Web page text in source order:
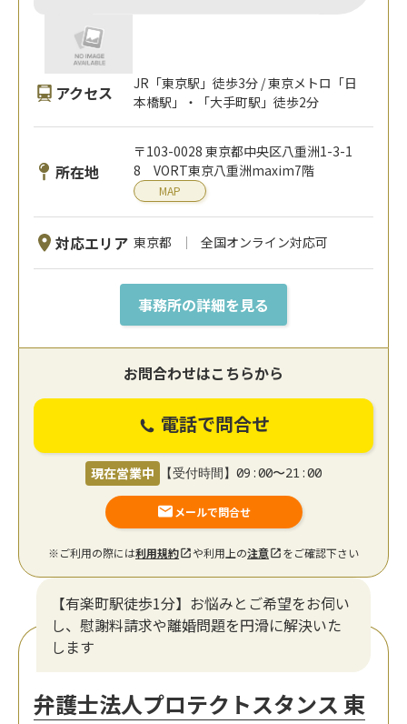
アクセス
JR「東京駅」徒歩3分 / 東京メトロ「日
本橋駅」・「大手町駅」徒歩2分
所在地
〒103-0028 東京都中央区八重洲1-3-1
8 VORT東京八重洲maxim7階
MAP
対応エリア 東京都 全国オンライン対応可
事務所の詳細を見る
お問合わせはこちらから
電話で問合せ
現在営業中 【受付時間】09:00〜21:00
メールで問合せ
※ご利用の際には利用規約 や利用上の注意 をご確認下さい
【有楽町駅徒歩1分】お悩みとご希望をお伺い
し、慰謝料請求や離婚問題を円滑に解決いた
します
弁護士法人プロテクトスタンス 東